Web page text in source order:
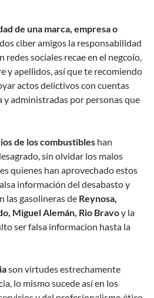
de una marca, empresa o
ciber amigos la responsabilidad
redes sociales recae en el negcoio,
y apellidos, así que te recomiendo
actos delictivos con cuentas
y administradas por personas que
de los combustibles han
sin olvidar los malos
quienes han aprovechado estos
información del desabasto y
las gasolineras de Reynosa,
Miguel Alemán, Rio Bravoy la
ser falsa informacion hasta la
son virtudes estrechamente
lo mismo sucede así en los